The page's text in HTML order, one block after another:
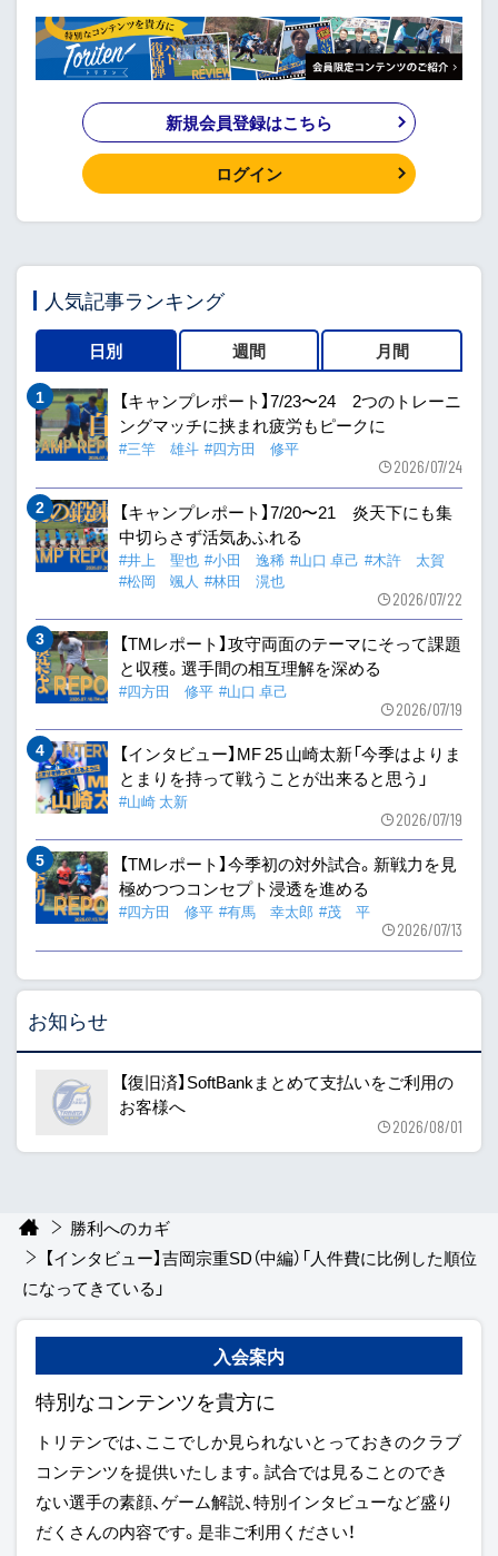
新規会員登録はこちら
ログイン
人気記事ランキング
日別 週間 月間
【キャンプレポート】7/23〜24 2つのトレーニ
ングマッチに挟まれ疲労もピークに
#三竿 雄斗 #四方田 修平
2026/07/24
【キャンプレポート】7/20〜21 炎天下にも集
中切らさず活気あふれる
#井上 聖也 #小田 逸稀 #山口 卓己 #木許 太賀
#松岡 颯人 #林田 滉也
2026/07/22
【TMレポート】攻守両面のテーマにそって課題
と収穫。選手間の相互理解を深める
#四方田 修平 #山口 卓己
2026/07/19
【インタビュー】MF 25 山崎太新「今季はよりま
とまりを持って戦うことが出来ると思う」
#山崎 太新
2026/07/19
【TMレポート】今季初の対外試合。新戦力を見
極めつつコンセプト浸透を進める
#四方田 修平 #有馬 幸太郎 #茂 平
2026/07/13
お知らせ
【復旧済】SoftBankまとめて支払いをご利用の
お客様へ
2026/08/01
勝利へのカギ
【インタビュー】吉岡宗重SD（中編）「人件費に比例した順位
になってきている」
入会案内
特別なコンテンツを貴方に
トリテンでは、ここでしか見られないとっておきのクラブ
コンテンツを提供いたします。試合では見ることのでき
ない選手の素顔、ゲーム解説、特別インタビューなど盛り
だくさんの内容です。是非ご利用ください！